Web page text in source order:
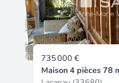
735 000 €
Maison 4 pièces 78